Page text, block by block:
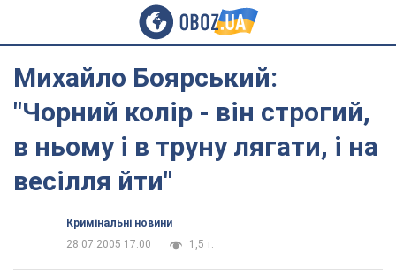
Михайло Боярський:
"Чорний колір - він строгий,
в ньому і в труну лягати, і на
весілля йти"
Кримінальні новини
28.07.2005 17:00
1,5 т.